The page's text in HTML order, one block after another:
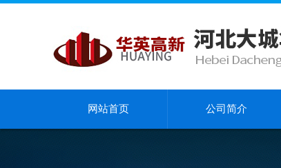
网站首页 公司简介